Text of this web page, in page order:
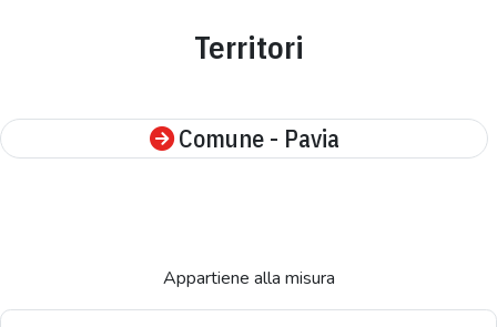
Territori
Comune - Pavia
Appartiene alla misura